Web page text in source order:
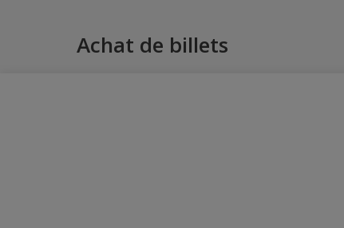
Achat de billets